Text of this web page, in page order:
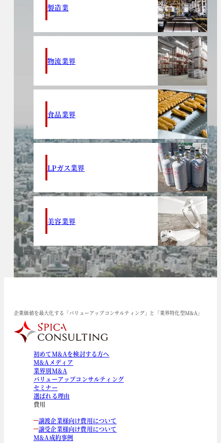
製造業
物流業界
食品業界
LPガス業界
美容業界
企業価値を最大化する「バリューアップコンサルティング」と「業界特化型M&A」
初めてM&Aを検討する方へ
M&Aメディア
業界別M&A
バリューアップコンサルティング
セミナー
選ばれる理由
費用
譲渡企業様向け費用について
譲受企業様向け費用について
M&A成約事例